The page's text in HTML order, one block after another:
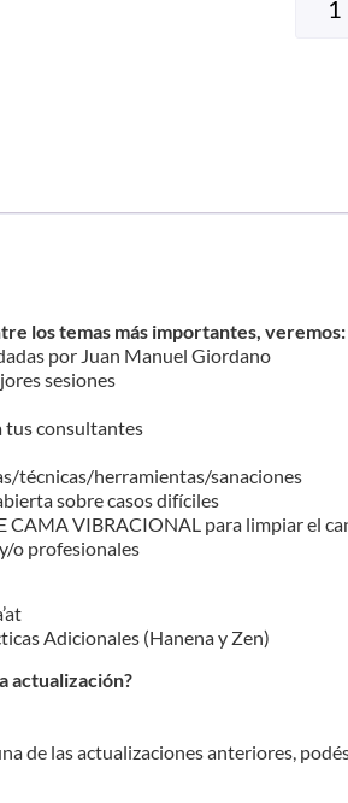
los temas más importantes, veremos:
por Juan Manuel Giordano
sesiones
tus consultantes
técnicas/herramientas/sanaciones
sobre casos difíciles
CAMA VIBRACIONAL para limpiar el
o profesionales
Adicionales (Hanena y Zen)
actualización?
de las actualizaciones anteriores,